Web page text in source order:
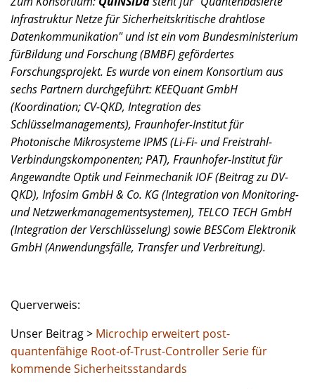
Infrastruktur Netze für Sicherheitskritische drahtlose
Datenkommunikation" und ist ein vom Bundesministerium
fürBildung und Forschung (BMBF) gefördertes
Forschungsprojekt. Es wurde von einem Konsortium aus
sechs Partnern durchgeführt: KEEQuant GmbH
(Koordination; CV-QKD, Integration des
Schlüsselmanagements), Fraunhofer-Institut für
Photonische Mikrosysteme IPMS (Li-Fi- und Freistrahl-
Verbindungskomponenten; PAT), Fraunhofer-Institut für
Angewandte Optik und Feinmechanik IOF (Beitrag zu DV-
QKD), Infosim GmbH & Co. KG (Integration von Monitoring-
und Netzwerkmanagementsystemen), TELCO TECH GmbH
(Integration der Verschlüsselung) sowie BESCom Elektronik
GmbH (Anwendungsfälle, Transfer und Verbreitung).
Querverweis:
Unser Beitrag > Microchip erweitert post-
quantenfähige Root-of-Trust-Controller Serie für
kommende Sicherheitsstandards